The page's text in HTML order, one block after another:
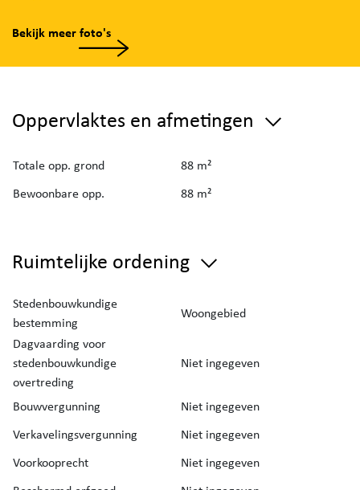
info@zakenkantoorgryson.be
Bekijk meer foto's
Oppervlaktes en afmetingen
Totale opp. grond
88 m²
Bewoonbare opp.
88 m²
Ruimtelijke ordening
Stedenbouwkundige
bestemming
Woongebied
Dagvaarding voor
stedenbouwkundige
overtreding
Niet ingegeven
Bouwvergunning
Niet ingegeven
Verkavelingsvergunning
Niet ingegeven
Voorkooprecht
Niet ingegeven